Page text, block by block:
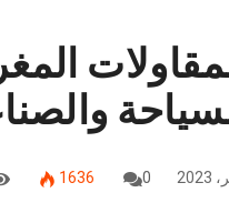
0
1636